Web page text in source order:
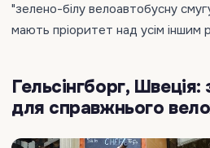
"зелено-білу велоавтобусну
мають пріоритет над усім іншим
Гельсінгборг,
для справжнього